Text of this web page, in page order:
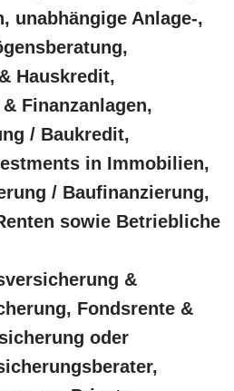
unabhängige Anlage-,
Hauskredit,
Finanzanlagen,
/ Baukredit,
in Immobilien,
/ Baufinanzierung,
sowie Betriebliche
&
Fondsrente &
oder